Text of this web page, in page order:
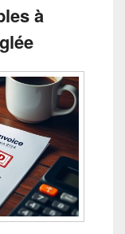
à